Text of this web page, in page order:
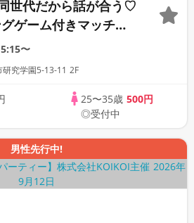
世代だから話が合う♡
ゲーム付きマッチン
〜
究学園5-13-11 2F
25〜35歳 500円
◎受付中
男性先行中!